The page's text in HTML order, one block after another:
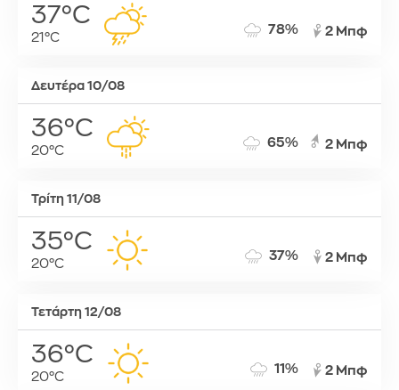
37°C
21°C
78% 2 Μπφ
Δευτέρα 10/08
36°C
20°C
65% 2 Μπφ
Τρίτη 11/08
35°C
20°C
37% 2 Μπφ
Τετάρτη 12/08
36°C
20°C
11% 2 Μπφ